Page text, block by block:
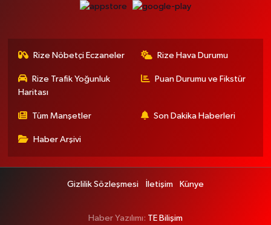
Rize Nöbetçi Eczaneler Rize Hava Durumu
Rize Trafik Yoğunluk
Haritası
Puan Durumu ve Fikstür
Tüm Manşetler Son Dakika Haberleri
Haber Arşivi
Gizlilik Sözleşmesi İletişim Künye
Haber Yazılımı: TE Bilişim